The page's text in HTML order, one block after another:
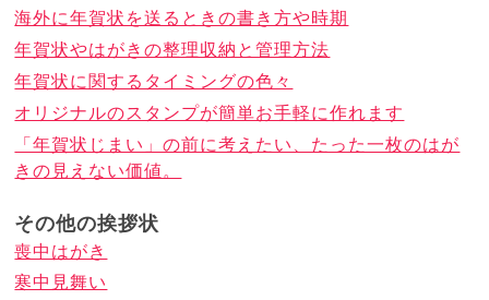
海外に年賀状を送るときの書き方や時期
年賀状やはがきの整理収納と管理方法
年賀状に関するタイミングの色々
オリジナルのスタンプが簡単お手軽に作れます
「年賀状じまい」の前に考えたい、たった一枚のはが
きの見えない価値。
その他の挨拶状
喪中はがき
寒中見舞い